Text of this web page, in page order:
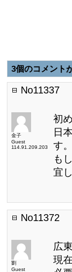
3個のコメント
No11337
金子
Guest
114.91.209.203
初
日
す。
も
宜
No11372
劉
Guest
広
現